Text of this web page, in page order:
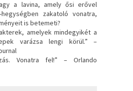
a lavina, amely ősi erővel
zakatoló vonatra,
is betemeti?
amelyek mindegyikét a
varázsa lengi körül.” –
Vonatra fel!” – Orlando